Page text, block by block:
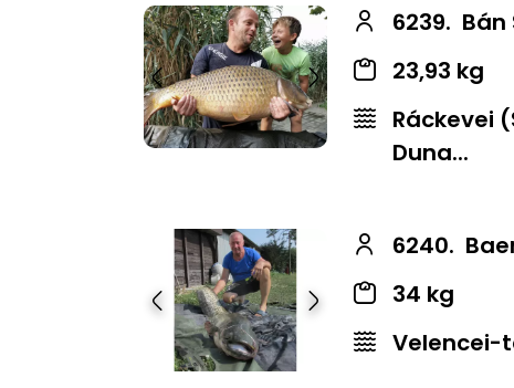
Előző Következő
6239. Bán
23,93 kg
Ráckevei
Duna...
Előző Következő
6240.
34 kg
Velencei-